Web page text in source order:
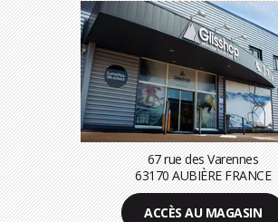
67 rue des Varennes
63170 AUBIÈRE FRANCE
ACCÈS AU MAGASIN